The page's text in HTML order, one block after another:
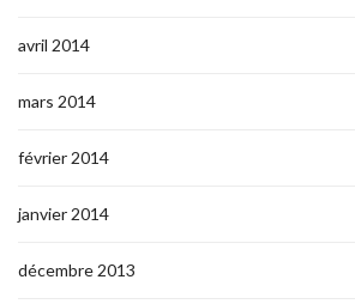
avril 2014
mars 2014
février 2014
janvier 2014
décembre 2013